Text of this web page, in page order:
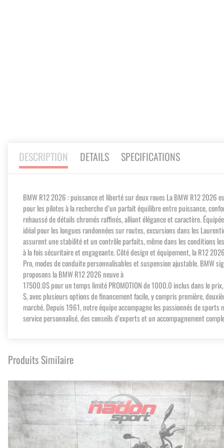
DESCRIPTION DETAILS SPECIFICATIONS
BMW R12 2026 : puissance et liberté sur deux roues La BMW R12 2026
pour les pilotes à la recherche d’un parfait équilibre entre puissance,
rehaussé de détails chromés raffinés, alliant élégance et caractère.
idéal pour les longues randonnées sur routes, excursions dans les
assurent une stabilité et un contrôle parfaits, même dans les conditions
à la fois sécuritaire et engageante. Côté design et équipement, la R12
Pro, modes de conduite personnalisables et suspension ajustable. BMW
proposons la BMW R12 2026 neuve à
17500.0$ pour un temps limité PROMOTION de 1000.0 inclus dans le
$, avec plusieurs options de financement facile, y compris première,
marché. Depuis 1961, notre équipe accompagne les passionnés de
service personnalisé, des conseils d’experts et un accompagnement
Produits Similaire